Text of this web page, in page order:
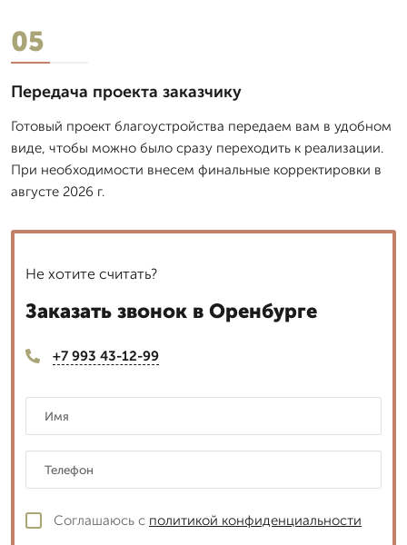
05
Передача проекта заказчику
Готовый проект благоустройства передаем вам в удобном
виде, чтобы можно было сразу переходить к реализации.
При необходимости внесем финальные корректировки в
августе 2026 г.
Не хотите считать?
Заказать звонок в Оренбурге
+7 993 43-12-99
Соглашаюсь с политикой конфиденциальности